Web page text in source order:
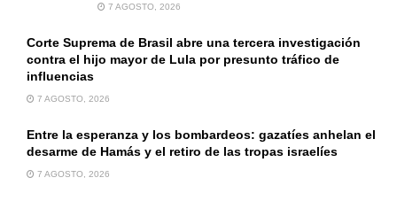
7 AGOSTO, 2026
Corte Suprema de Brasil abre una tercera investigación
contra el hijo mayor de Lula por presunto tráfico de
influencias
7 AGOSTO, 2026
Entre la esperanza y los bombardeos: gazatíes anhelan el
desarme de Hamás y el retiro de las tropas israelíes
7 AGOSTO, 2026